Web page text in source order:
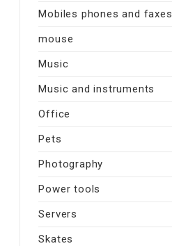
Mobiles phones and faxes
mouse
Music
Music and instruments
Office
Pets
Photography
Power tools
Servers
Skates